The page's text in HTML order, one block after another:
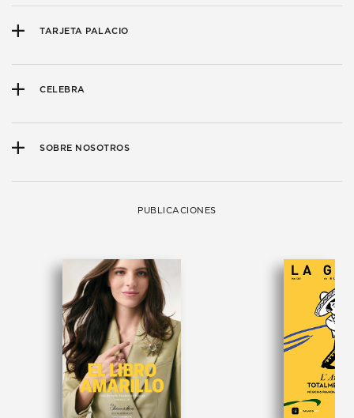
TARJETA PALACIO
CELEBRA
SOBRE NOSOTROS
PUBLICACIONES